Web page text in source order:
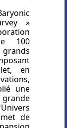
»
100
grands
en
une
de